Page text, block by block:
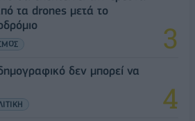
τα drones μετά το
δεν μπορεί να